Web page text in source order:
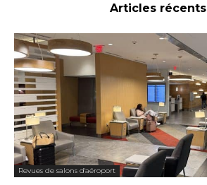
Articles récents
Revues de salons d'aéroport